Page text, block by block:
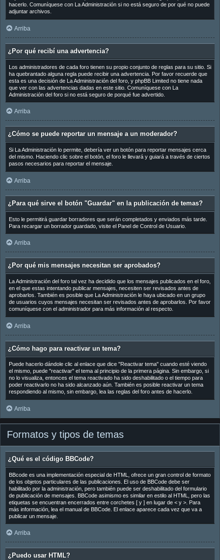
hacerlo. Comuníquese con La Administración si no está seguro de por qué no puede
adjuntar archivos.
Arriba
¿Por qué recibí una advertencia?
Los administradores de cada foro tienen su propio conjunto de reglas para su sitio. Si
ha quebrantado alguna regla puede recibir una advertencia. Por favor recuerde que
esta es una decisión de La Administración del foro, y phpBB Limited no tiene nada
que ver con las advertencias dadas en este sitio. Comuníquese con La
Administración del foro si no está seguro de porqué fue advertido.
Arriba
¿Cómo se puede reportar un mensaje a un moderador?
Si La Administración lo permite, debería ver un botón para reportar mensajes cerca
del mismo. Haciendo clic sobre el botón, el foro le llevará y guiará a través de ciertos
pasos necesarios para reportar el mensaje.
Arriba
¿Para qué sirve el botón "Guardar" en la publicación de temas?
Esto le permitirá guardar borradores que serán completados y enviados más tarde.
Para recargar un borrador guardado, visite el Panel de Control de Usuario.
Arriba
¿Por qué mis mensajes necesitan ser aprobados?
La Administración del foro tal vez ha decidido que los mensajes publicados en el foro,
en el que estas intentando publicar mensajes, necesiten ser revisados antes de
aprobarlos. También es posible que La Administración le haya ubicado en un grupo
de usuarios cuyos mensajes necesitan ser revisados antes de aprobarlos. Por favor
comuníquese con el administrador para más información al respecto.
Arriba
¿Cómo hago para reactivar un tema?
Puede hacerlo dándole clic al enlace que dice "Reactivar tema" cuando esté viendo
el mismo, puede "reactivar" el tema al principio de la primera página. Sin embargo, si
no lo visualiza, entonces el tema reactivado ha sido deshabilitado o el tiempo para
poder reactivarlo no ha sido alcanzado aún. También es posible reactivar un tema
respondiendo al mismo, sin embargo, lea las reglas del foro antes de hacerlo.
Arriba
Formatos y tipos de temas
¿Qué es el código BBCode?
BBcode es una implementación especial de HTML, ofrece un gran control de formato
de los objetos particulares de las publicaciones. El uso de BBCode debe ser
habilitado por la administración, pero también puede ser deshabilitado del formulario
de publicación de mensajes. BBCode asimismo es similar en estilo al HTML, pero las
etiquetas se encuentran encerrados entre corchetes [ y ] en lugar de < y >. Para
más información, lea el manual de BBCode. El enlace aparece cada vez que va a
publicar un mensaje.
Arriba
¿Puedo usar HTML?